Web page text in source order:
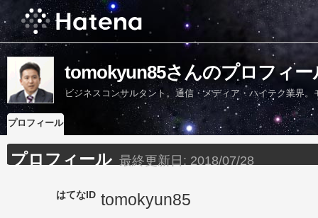
tomokyun85さんのプロフィー
ビジネスコンサルタント。通信・メディア・ハイテク業界
プロフィール
プロフィール 最終更新日: 2018/07/28
はてなID tomokyun85